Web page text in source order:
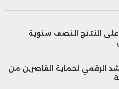
المتشابك بين
النقدية، يواصل
جذب المستثمرين،
بين العملات
على النتائج النصف سنوية
الرقمي لحماية القاصرين من